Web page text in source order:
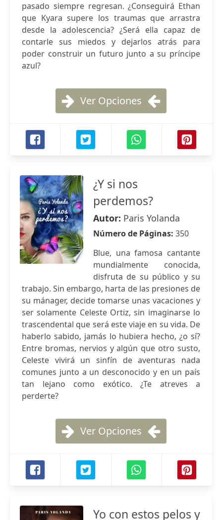
pasado siempre regresan. ¿Conseguirá Ethan
que Kyara supere los traumas que arrastra
desde la adolescencia? ¿Será ella capaz de
contarle sus miedos y dejarlos atrás para
poder construir un futuro junto a su príncipe
azul?
Ver Opciones
¿Y si nos
perdemos?
Autor: Paris Yolanda
Número de Páginas: 350
Blue, una famosa cantante
mundialmente conocida,
disfruta de su público y su
trabajo. Sin embargo, harta de las presiones de
su mánager, decide tomarse unas vacaciones y
ser solamente Celeste Ortiz, sin imaginarse lo
trascendental que será este viaje en su vida. De
haberlo sabido, jamás lo hubiera hecho, ¿o sí?
Entre bromas, nervios y algún que otro susto,
Celeste vivirá un sinfín de aventuras nada
comunes junto a un desconocido y en un país
tan lejano como exótico. ¿Te atreves a
perderte?
Ver Opciones
Yo con estos pelos y